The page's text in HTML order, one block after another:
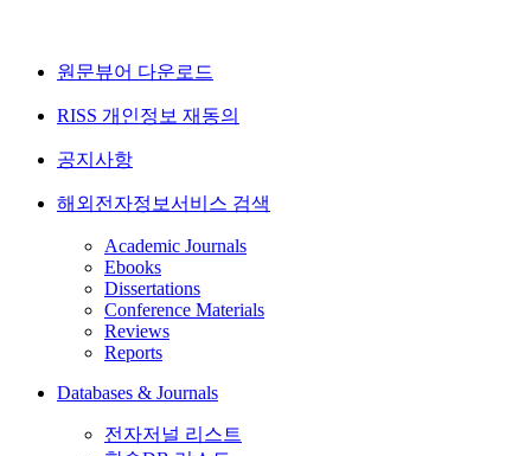
원문뷰어 다운로드
RISS 개인정보 재동의
공지사항
해외전자정보서비스 검색
Academic Journals
Ebooks
Dissertations
Conference Materials
Reviews
Reports
Databases & Journals
전자저널 리스트